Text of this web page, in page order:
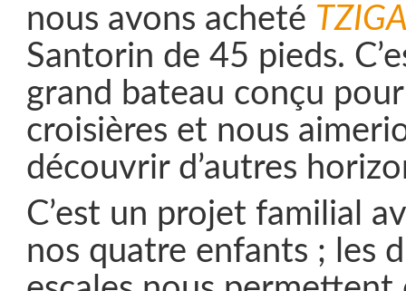
nous avons acheté
Santorin de 45 pieds.
grand bateau conçu
croisières et nous
découvrir d’autres
C’est un projet familial
nos quatre enfants ; les